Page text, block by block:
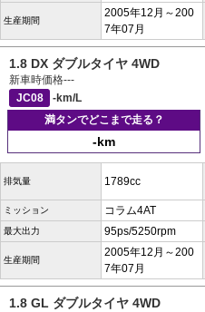
生産期間
2005年12月～200
7年07月
1.8 DX ダブルタイヤ 4WD
新車時価格---
JC08
-km/L
満タンでどこまで走る？
-km
排気量 1789cc
ミッション コラム4AT
最大出力 95ps/5250rpm
生産期間
2005年12月～200
7年07月
1.8 GL ダブルタイヤ 4WD